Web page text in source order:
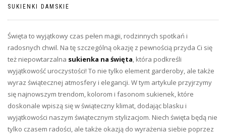
SUKIENKI DAMSKIE
Święta to wyjątkowy czas pełen magii, rodzinnych spotkań i
radosnych chwil. Na tę szczególną okazję z pewnością przyda Ci się
też niepowtarzalna sukienka na święta, która podkreśli
wyjątkowość uroczystości! To nie tylko element garderoby, ale także
wyraz świątecznej atmosfery i elegancji. W tym artykule przyjrzymy
się najnowszym trendom, kolorom i fasonom sukienek, które
doskonale wpiszą się w świąteczny klimat, dodając blasku i
wyjątkowości naszym świątecznym stylizacjom. Niech święta będą nie
tylko czasem radości, ale także okazją do wyrażenia siebie poprzez